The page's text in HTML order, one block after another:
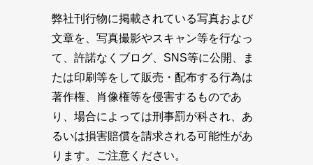
弊社刊行物に掲載されている写真および
文章を、写真撮影やスキャン等を行なっ
て、許諾なくブログ、SNS等に公開、ま
たは印刷等をして販売・配布する行為は
著作権、肖像権等を侵害するものであ
り、場合によっては刑事罰が科され、あ
るいは損害賠償を請求される可能性があ
ります。ご注意ください。